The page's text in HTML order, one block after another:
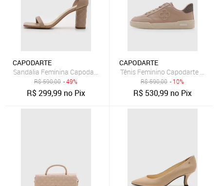
CAPODARTE
Sandália Feminina Capodarte Salto Médio Bloco Matelassê Nude
R$590,00 - 49%
R$299,99 no Pix
CAPODARTE
Tênis Feminino Capodarte
R$590,00 - 10%
R$ 530,99 no Pix